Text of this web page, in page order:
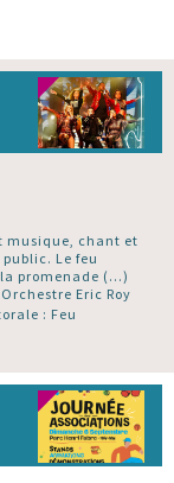
musique, chant et
Le feu
promenade (…)
Eric Roy
: Feu